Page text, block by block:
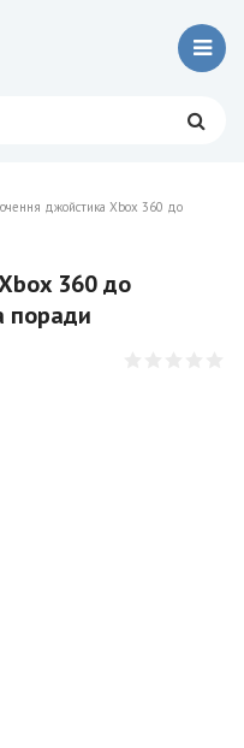
джойстика Xbox 360 до
360 до
поради